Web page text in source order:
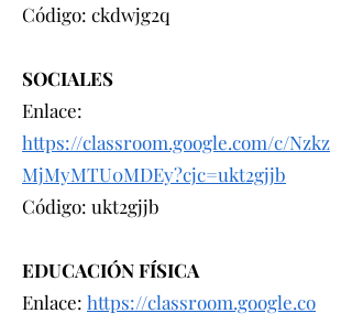
Código: ckdwjg2q
SOCIALES
Enlace:
https://classroom.google.com/c/Nzkz
MjMyMTU0MDEy?cjc=ukt2gjjb
Código: ukt2gjjb
EDUCACIÓN FÍSICA
Enlace: https://classroom.google.co